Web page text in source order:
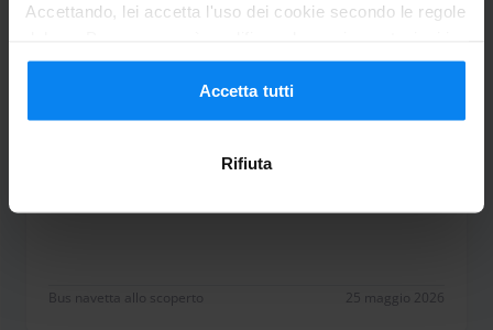
Accettando, lei accetta l'uso dei cookie secondo le regole
qualsiasi momento. Per tutti i dettagli, consulti la nostra
Informativa sulla privacy.
Accetta tutti
Rifiuta
Parcheggio da 16/05/26 a 24/05/26
Bus navetta allo scoperto 25 maggio 2026